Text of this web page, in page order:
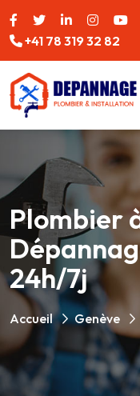
+41 78 319 32 82
Plombier
24h/7j
Accueil Genève